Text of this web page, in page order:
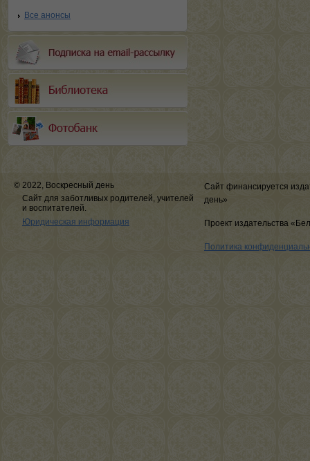
Все анонсы
© 2022, Воскресный день
Сайт для заботливых родителей, учителей
и воспитателей.
Юридическая информация
Сайт финансируется
день»
Проект издательства
Политика